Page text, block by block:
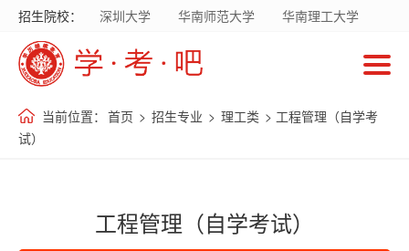
招生院校： 深圳大学 华南师范大学
华南理工大学
暨南大学
华南农业大学
广东外语外贸大学
南方医科大学
当前位置： 首页 > 招生专业 > 理工类 > 工程管理（自学考
试）
工程管理（自学考试）